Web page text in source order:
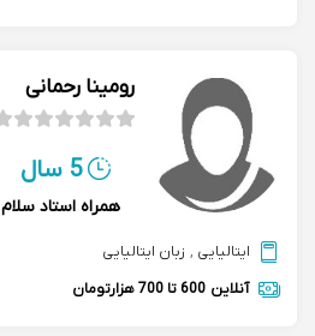
رومینا رحمانی
5 سال
همراه استاد سلام
ایتالیایی , زبان ایتالیایی
آنلاین 600 تا 700 هزارتومان